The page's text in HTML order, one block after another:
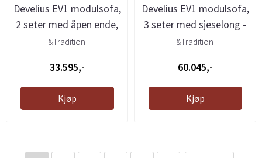
Develius EV1 modulsofa,
2 seter med åpen ende,
...
&Tradition
33.595,-
Kjøp
Develius EV1 modulsofa,
3 seter med sjeselong -
...
&Tradition
60.045,-
Kjøp